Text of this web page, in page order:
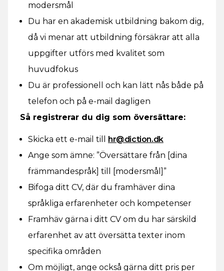
modersmål
Du har en akademisk utbildning bakom dig,
då vi menar att utbildning försäkrar att alla
uppgifter utförs med kvalitet som
huvudfokus
Du är professionell och kan lätt nås både på
telefon och på e-mail dagligen
Så registrerar du dig som översättare:
Skicka ett e-mail till hr@diction.dk
Ange som ämne: ”Översättare från [dina
främmandespråk] till [modersmål]”
Bifoga ditt CV, där du framhäver dina
språkliga erfarenheter och kompetenser
Framhäv gärna i ditt CV om du har särskild
erfarenhet av att översätta texter inom
specifika områden
Om möjligt, ange också gärna ditt pris per